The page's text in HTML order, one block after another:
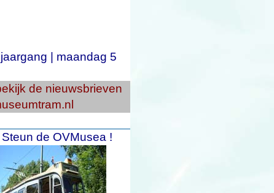
maandag 5
de nieuwsbrieven
Steun de OVMusea !